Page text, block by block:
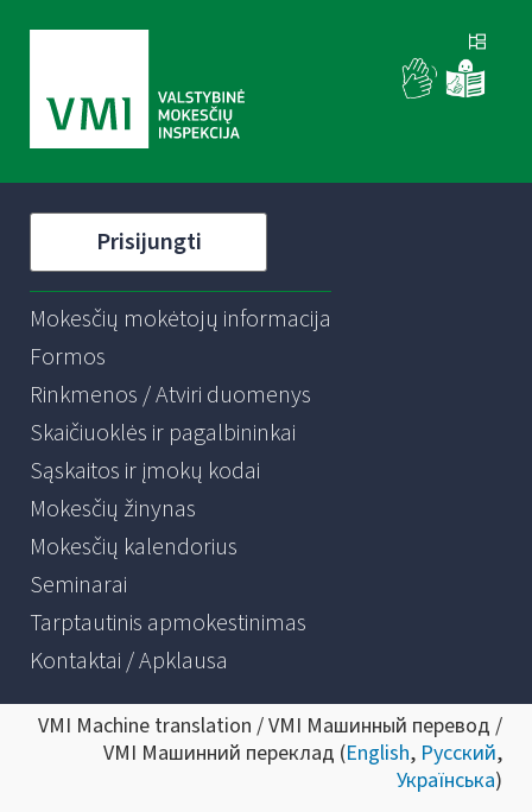
Prisijungti
Mokesčių mokėtojų informacija
Formos
Rinkmenos / Atviri duomenys
Skaičiuoklės ir pagalbininkai
Sąskaitos ir įmokų kodai
Mokesčių žinynas
Mokesčių kalendorius
Seminarai
Tarptautinis apmokestinimas
Kontaktai / Apklausa
VMI Machine translation / VMI Машинный перевод /
VMI Машинний переклад (English, Русский,
Українська)